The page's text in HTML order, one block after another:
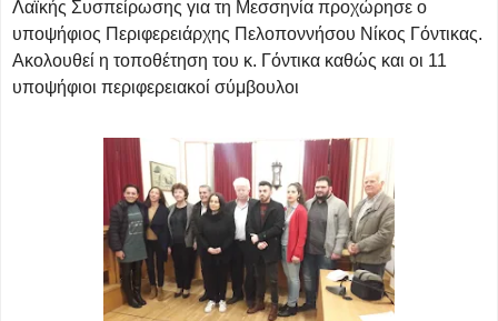
Λαϊκής Συσπείρωσης για τη Μεσσηνία προχώρησε ο
υποψήφιος Περιφερειάρχης Πελοποννήσου Νίκος Γόντικας.
Ακολουθεί η τοποθέτηση του κ. Γόντικα καθώς και οι 11
υποψήφιοι περιφερειακοί σύμβουλοι